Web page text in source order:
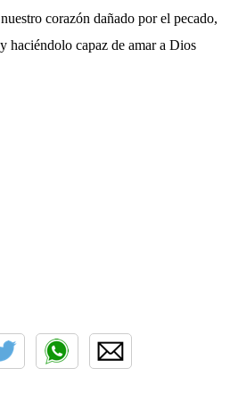
corazón dañado por el pecado,
haciéndolo capaz de amar a Dios